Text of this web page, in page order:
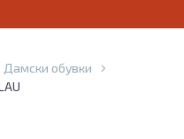
Дамски обувки